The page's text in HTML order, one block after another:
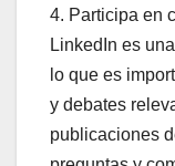
4. Participa en
LinkedIn es
lo que es
y debates
publicaciones